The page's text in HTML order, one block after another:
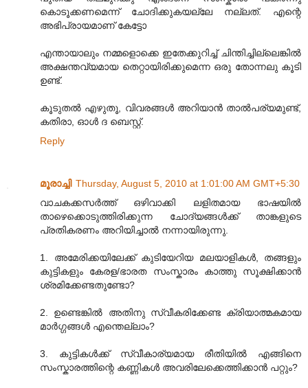
കൊടൂക്കണമെന്ന് ചോദിക്കുകയല്ലേ നല്ലത്. എന്റെ
അഭിപ്രായമാണ് കേട്ടോ
എന്തായാലും നമ്മളൊക്കെ ഇതേക്കുറിച്ച് ചിന്തിച്ചില്ലെങ്കില്‍
അക്ഷന്തവ്യമായ തെറ്റായിരിക്കുമെന്ന ഒരു തോന്നലു കൂടി
ഉണ്ട്.
കൂടുതല്‍ എഴുതൂ, വിവരങ്ങള്‍ അറിയാന്‍ താല്‍പര്യമുണ്ട്,
കതിരാ, ഓള്‍ ദ ബെസ്റ്റ്.
Reply
മൂരാച്ചി Thursday, August 5, 2010 at 1:01:00 AM GMT+5:30
വാചകക്കസര്‍‍ത്ത് ഒഴിവാക്കി ലളിതമായ ഭാഷയില്‍
താഴെക്കൊടുത്തിരിക്കുന്ന ചോദ്യങ്ങള്‍ക്ക് താങ്കളുടെ
പ്രതികരണം അറിയിച്ചാല്‍ നന്നായിരുന്നു.
1. അമേരിക്കയിലേക്ക് കുടിയേറിയ മലയാളികള്‍, തങ്ങളും
കുട്ടികളും കേരള/ഭാരത സംസ്കാരം കാത്തു സൂക്ഷിക്കാന്‍
ശ്രമിക്കേണ്ടതുണ്ടോ?
2. ഉണ്ടെങ്കില്‍ അതിനു സ്വീകരിക്കേണ്ട ക്രിയാത്മകമായ
മാര്‍ഗ്ഗങ്ങള്‍ എന്തെല്ലാം?
3. കുട്ടികള്‍ക്ക് സ്വീകാര്യമായ രീതിയില്‍ എങ്ങിനെ
സംസ്കാരത്തിന്റെ കണ്ണികള്‍ അവരിലേക്കെത്തിക്കാന്‍ പറ്റും?